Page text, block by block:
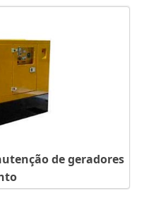
de geradores